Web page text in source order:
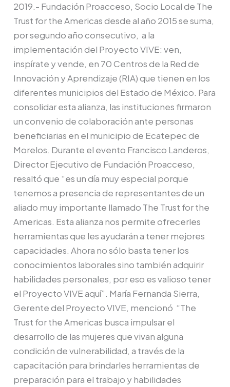
2019.- Fundación Proacceso, Socio Local de The
Trust for the Americas desde al año 2015 se suma,
por segundo año consecutivo, a la
implementación del Proyecto VIVE: ven,
inspírate y vende, en 70 Centros de la Red de
Innovación y Aprendizaje (RIA) que tienen en los
diferentes municipios del Estado de México. Para
consolidar esta alianza, las instituciones firmaron
un convenio de colaboración ante personas
beneficiarias en el municipio de Ecatepec de
Morelos. Durante el evento Francisco Landeros,
Director Ejecutivo de Fundación Proacceso,
resaltó que “es un día muy especial porque
tenemos a presencia de representantes de un
aliado muy importante llamado The Trust for the
Americas. Esta alianza nos permite ofrecerles
herramientas que les ayudarán a tener mejores
capacidades. Ahora no sólo basta tener los
conocimientos laborales sino también adquirir
habilidades personales, por eso es valioso tener
el Proyecto VIVE aquí”. María Fernanda Sierra,
Gerente del Proyecto VIVE, mencionó “The
Trust for the Americas busca impulsar el
desarrollo de las mujeres que vivan alguna
condición de vulnerabilidad, a través de la
capacitación para brindarles herramientas de
preparación para el trabajo y habilidades
a
través
del
Proyecto
VIVE